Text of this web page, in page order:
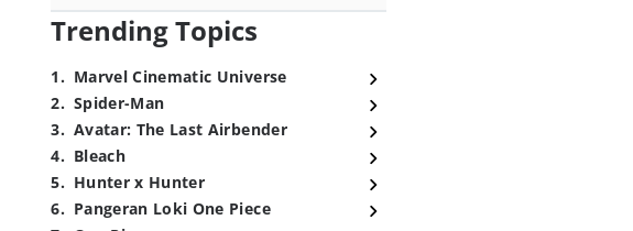
Trending Topics
1. Marvel Cinematic Universe
2. Spider-Man
3. Avatar: The Last Airbender
4. Bleach
5. Hunter x Hunter
6. Pangeran Loki One Piece